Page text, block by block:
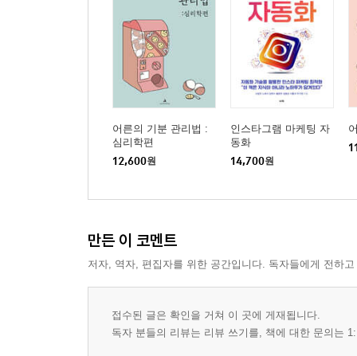
바보병으로 죽지 마라 ·203
일반적인 어리석음에서 벗어나라 ·204
진실을 상처 없이 전하는 방법 ·205
인생은 생각하기 나름이다 ·206
은근한 의심은 비밀을 드러내는 데 유용하다 ·208
하나의 실수를 두 개로 만들지 마라 ·209
지혜롭게 표현하라 ·211
고집으로 행동하지 말고 지식으로 행동하라 ·213
위선자를 피하라 ·214
기이한 행동은 지양하라 ·217
어른의 기분 관리법 :
심리학편
12,600원
인스타그램 마케팅 자
동화
14,700원
만든 이 코멘트
저자, 역자, 편집자를 위한 공간입니다. 독자들에게 전하
접수된 글은 확인을 거쳐 이 곳에 게재됩니다.
독자 분들의 리뷰는 리뷰 쓰기를, 책에 대한 문의는